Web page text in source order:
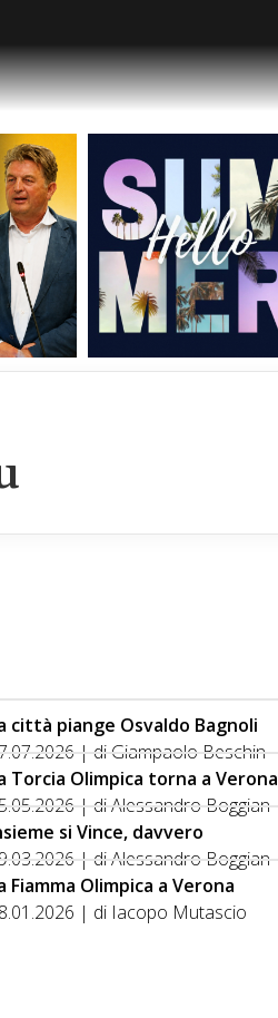
città piange Osvaldo Bagnoli
| di Giampaolo Beschin
Torcia Olimpica torna a Verona
| di Alessandro Boggian
si Vince, davvero
| di Alessandro Boggian
Fiamma Olimpica a Verona
| di Iacopo Mutascio